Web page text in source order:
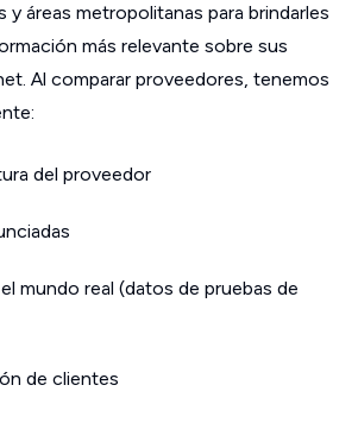
y áreas metropolitanas para brindarles
más relevante sobre sus
Al comparar proveedores, tenemos
del proveedor
mundo real (datos de pruebas de
de clientes